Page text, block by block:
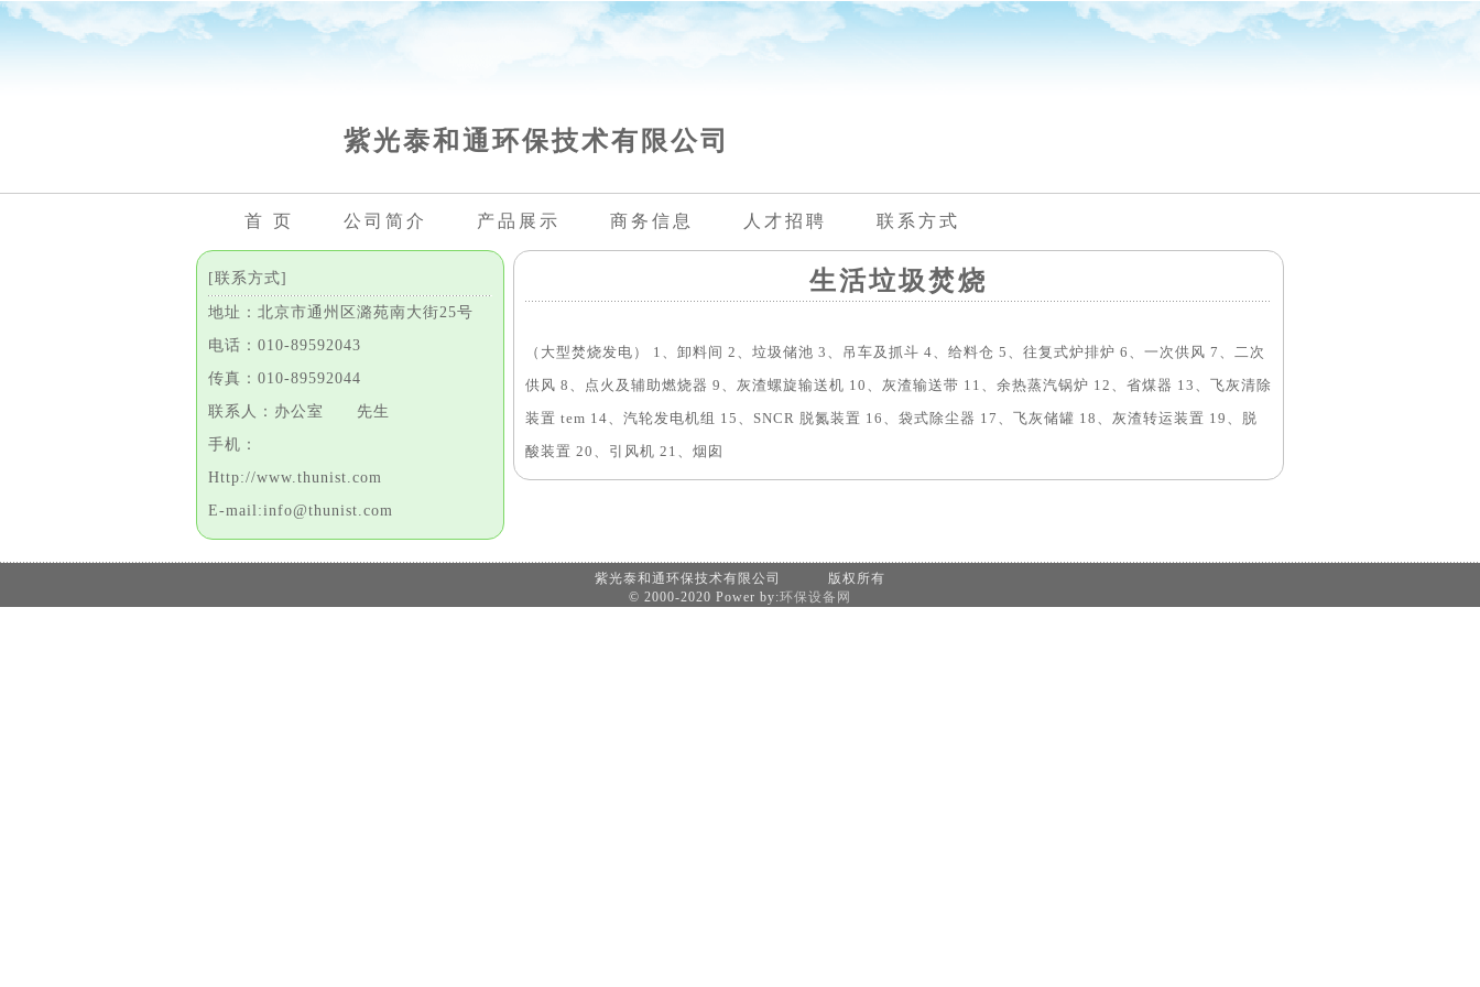
紫光泰和通环保技术有限公司
首 页 公司简介 产品展示 商务信息 人才招聘 联系方式
[联系方式]
地址：北京市通州区潞苑南大街25号
电话：010-89592043
传真：010-89592044
联系人：办公室 先生
手机：
Http://www.thunist.com
E-mail:info@thunist.com
生活垃圾焚烧
（大型焚烧发电） 1、卸料间 2、垃圾储池 3、吊车及抓斗 4、给料仓 5、往复式炉排炉 6、一次供风 7、二次
供风 8、点火及辅助燃烧器 9、灰渣螺旋输送机 10、灰渣输送带 11、余热蒸汽锅炉 12、省煤器 13、飞灰清除
装置 tem 14、汽轮发电机组 15、SNCR 脱氮装置 16、袋式除尘器 17、飞灰储罐 18、灰渣转运装置 19、脱
酸装置 20、引风机 21、烟囱
紫光泰和通环保技术有限公司 版权所有
© 2000-2020 Power by:环保设备网